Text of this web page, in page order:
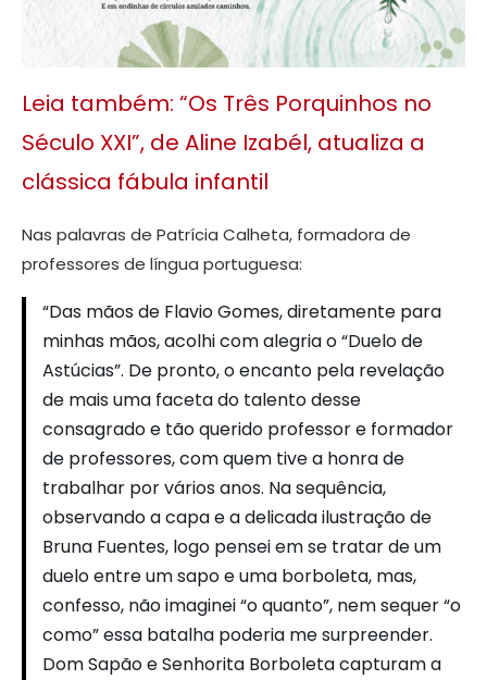
Leia também: “Os Três Porquinhos no
Século XXI”, de Aline Izabél, atualiza a
clássica fábula infantil
Nas palavras de Patrícia Calheta, formadora de
professores de língua portuguesa:
“Das mãos de Flavio Gomes, diretamente para
minhas mãos, acolhi com alegria o “Duelo de
Astúcias”. De pronto, o encanto pela revelação
de mais uma faceta do talento desse
consagrado e tão querido professor e formador
de professores, com quem tive a honra de
trabalhar por vários anos. Na sequência,
observando a capa e a delicada ilustração de
Bruna Fuentes, logo pensei em se tratar de um
duelo entre um sapo e uma borboleta, mas,
confesso, não imaginei “o quanto”, nem sequer “o
como” essa batalha poderia me surpreender.
Dom Sapão e Senhorita Borboleta capturam a